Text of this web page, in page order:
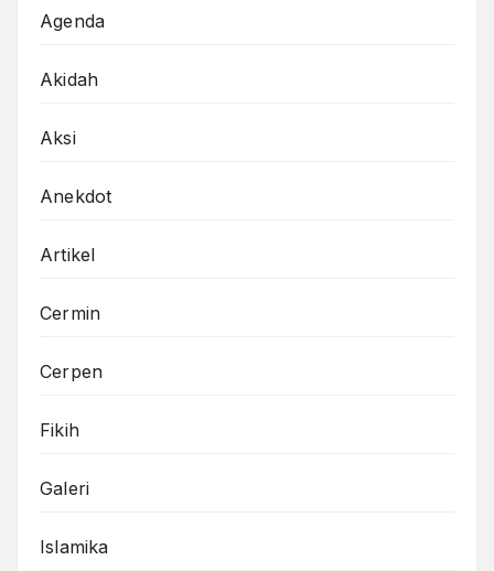
Agenda
Akidah
Aksi
Anekdot
Artikel
Cermin
Cerpen
Fikih
Galeri
Islamika